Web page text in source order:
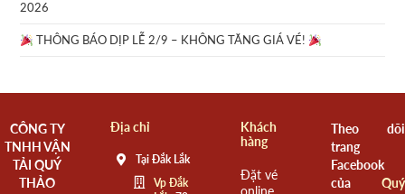
2026
THÔNG BÁO DỊP LỄ 2/9 – KHÔNG TĂNG GIÁ VÉ!
CÔNG TY
TNHH VẬN
TẢI QUÝ
THẢO
Địa chỉ
Tại Đắk Lắk
Vp Đắk
Khách
hàng
Đặt vé
Theo dõi
trang
Facebook
của Quý